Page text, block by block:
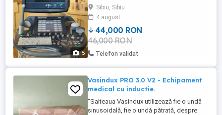
5
funcţionare. Se vinde cu sonda convexă
2D (4C-D). Softurile instalate apar în
pozele de prezentare.
Sibiu, Sibiu
4 august
44,000 RON
46,000 RON
Telefon validat
Vasindux PRO 3.0 V2 - Echipament
medical cu inductie.
"Salteaua Vasindux utilizează fie o undă
sinusoidală, fie o undă pătrată, despre